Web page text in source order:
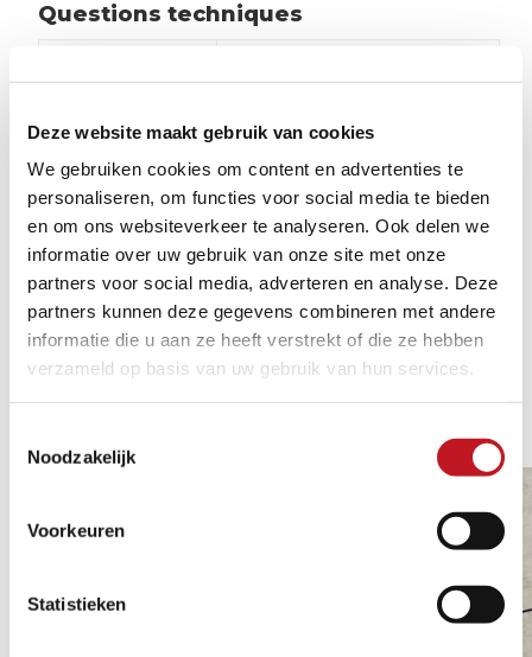
Deze website maakt gebruik van cookies
We gebruiken cookies om content en advertenties te
personaliseren, om functies voor social media te bieden
en om ons websiteverkeer te analyseren. Ook delen we
informatie over uw gebruik van onze site met onze
partners voor social media, adverteren en analyse. Deze
partners kunnen deze gegevens combineren met andere
informatie die u aan ze heeft verstrekt of die ze hebben
verzameld op basis van uw gebruik van hun services.
Noodzakelijk
Voorkeuren
Statistieken
Questions techniques
Friction R 11
Convient pour Balcon, Jardin
PRODUITS SIMILAIRES